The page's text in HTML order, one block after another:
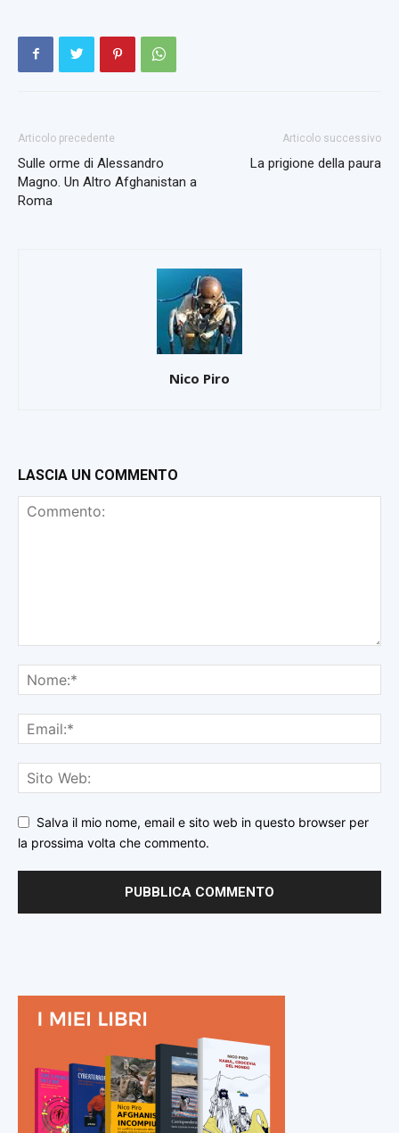
Articolo precedente
Sulle orme di Alessandro
Magno. Un Altro Afghanistan a
Roma
Articolo successivo
La prigione della paura
Nico Piro
LASCIA UN COMMENTO
Salva il mio nome, email e sito web in questo browser per
la prossima volta che commento.